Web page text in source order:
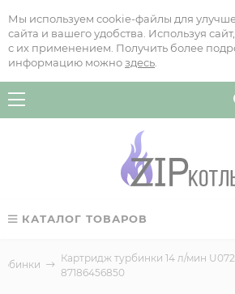
Мы используем cookie-файлы для
сайта и вашего удобства. Используя
с их применением. Получить более
информацию можно здесь
КАТАЛОГ ТОВАРОВ
Картридж турбинки 14 л/мин
87186456850